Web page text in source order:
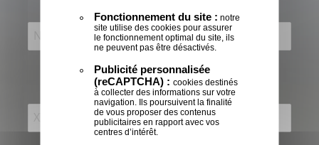
Code postal*:
Fonctionnement du site : notre
site utilise des cookies pour assurer
le fonctionnement optimal du site, ils
ne peuvent pas être désactivés.
Publicité personnalisée
(reCAPTCHA) : cookies destinés
à collecter des informations sur votre
navigation. Ils poursuivent la finalité
de vous proposer des contenus
publicitaires en rapport avec vos
centres d’intérêt.